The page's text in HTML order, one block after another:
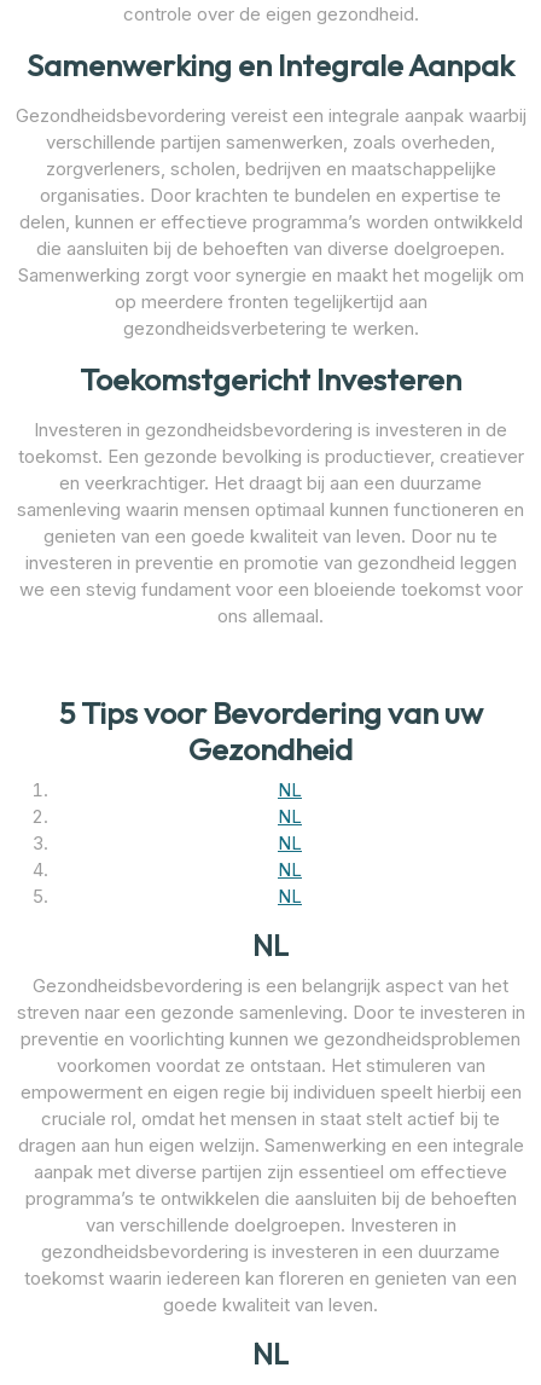
controle over de eigen gezondheid.
Samenwerking en Integrale Aanpak
Gezondheidsbevordering vereist een integrale aanpak waarbij
verschillende partijen samenwerken, zoals overheden,
zorgverleners, scholen, bedrijven en maatschappelijke
organisaties. Door krachten te bundelen en expertise te
delen, kunnen er effectieve programma’s worden ontwikkeld
die aansluiten bij de behoeften van diverse doelgroepen.
Samenwerking zorgt voor synergie en maakt het mogelijk om
op meerdere fronten tegelijkertijd aan
gezondheidsverbetering te werken.
Toekomstgericht Investeren
Investeren in gezondheidsbevordering is investeren in de
toekomst. Een gezonde bevolking is productiever, creatiever
en veerkrachtiger. Het draagt bij aan een duurzame
samenleving waarin mensen optimaal kunnen functioneren en
genieten van een goede kwaliteit van leven. Door nu te
investeren in preventie en promotie van gezondheid leggen
we een stevig fundament voor een bloeiende toekomst voor
ons allemaal.
5 Tips voor Bevordering van uw
Gezondheid
NL
NL
NL
NL
NL
NL
Gezondheidsbevordering is een belangrijk aspect van het
streven naar een gezonde samenleving. Door te investeren in
preventie en voorlichting kunnen we gezondheidsproblemen
voorkomen voordat ze ontstaan. Het stimuleren van
empowerment en eigen regie bij individuen speelt hierbij een
cruciale rol, omdat het mensen in staat stelt actief bij te
dragen aan hun eigen welzijn. Samenwerking en een integrale
aanpak met diverse partijen zijn essentieel om effectieve
programma’s te ontwikkelen die aansluiten bij de behoeften
van verschillende doelgroepen. Investeren in
gezondheidsbevordering is investeren in een duurzame
toekomst waarin iedereen kan floreren en genieten van een
goede kwaliteit van leven.
NL